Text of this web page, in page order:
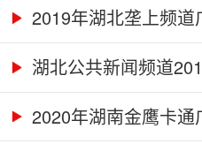
2019年湖北垄上频道
湖北公共新闻频道
2020年湖南金鹰卡通